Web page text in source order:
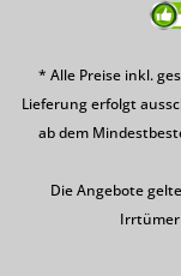
* Alle Preise inkl.
Lieferung erfolgt
ab dem
Die Angebote